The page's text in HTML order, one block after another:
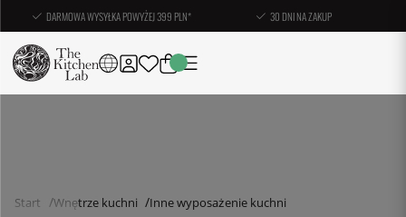
DARMOWA WYSYŁKA POWYŻEJ 399 PLN* 30 DNI NA ZAKUP
Start Wnętrze kuchni Inne wyposażenie kuchni